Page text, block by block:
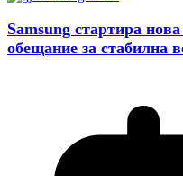
Samsung стартира
обещание за стабилна